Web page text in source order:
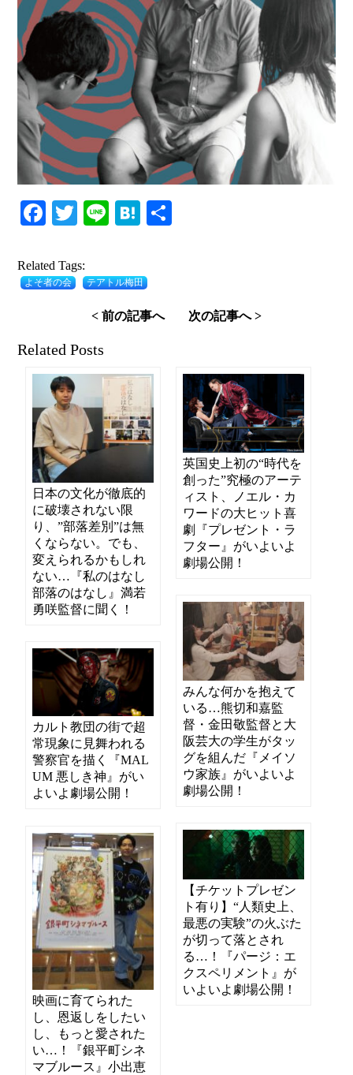
Facebook
TwitterLineHatena
Related Tags:
よそ者の会 テアトル梅田
< 前の記事へ 次の記事へ >
Related Posts
日本の文化が徹底的
に破壊されない限
り、”部落差別”は無
くならない。でも、
変えられるかもしれ
ない…『私のはなし
部落のはなし』満若
勇咲監督に聞く！
英国史上初の“時代を
創った”究極のアーテ
ィスト、ノエル・カ
ワードの大ヒット喜
劇『プレゼント・ラ
フター』がいよいよ
劇場公開！
みんな何かを抱えて
いる…熊切和嘉監
督・金田敬監督と大
阪芸大の学生がタッ
グを組んだ『メイソ
ウ家族』がいよいよ
劇場公開！
カルト教団の街で超
常現象に見舞われる
警察官を描く『MAL
UM 悪しき神』がい
よいよ劇場公開！
【チケットプレゼン
ト有り】“人類史上、
最悪の実験”の火ぶた
が切って落とされ
る…！『パージ：エ
クスペリメント』が
いよいよ劇場公開！
映画に育てられた
し、恩返しをしたい
し、もっと愛された
い…！『銀平町シネ
マブルース』小出恵